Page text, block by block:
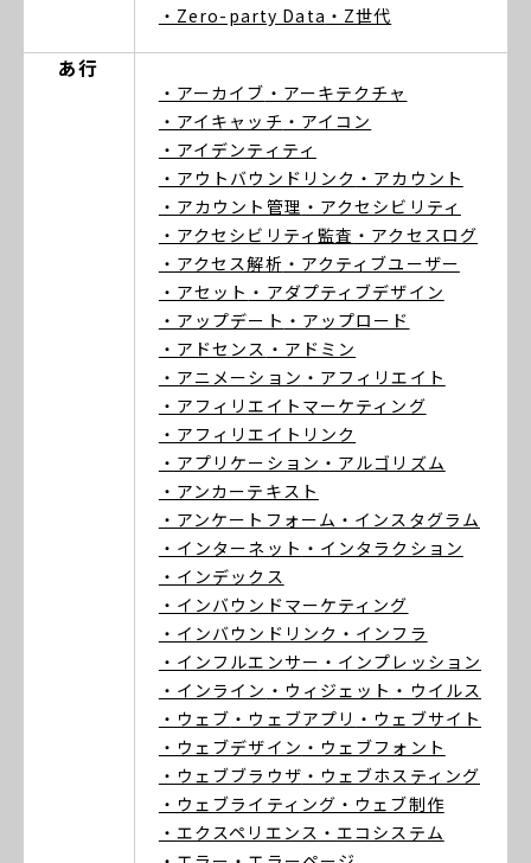
・Zero-party Data ・Z世代
あ行
・アーカイブ ・アーキテクチャ
・アイキャッチ ・アイコン
・アイデンティティ
・アウトバウンドリンク ・アカウント
・アカウント管理 ・アクセシビリティ
・アクセシビリティ監査 ・アクセスログ
・アクセス解析 ・アクティブユーザー
・アセット ・アダプティブデザイン
・アップデート ・アップロード
・アドセンス ・アドミン
・アニメーション ・アフィリエイト
・アフィリエイトマーケティング
・アフィリエイトリンク
・アプリケーション ・アルゴリズム
・アンカーテキスト
・アンケートフォーム ・インスタグラム
・インターネット ・インタラクション
・インデックス
・インバウンドマーケティング
・インバウンドリンク ・インフラ
・インフルエンサー ・インプレッション
・インライン ・ウィジェット ・ウイルス
・ウェブ ・ウェブアプリ ・ウェブサイト
・ウェブデザイン ・ウェブフォント
・ウェブブラウザ ・ウェブホスティング
・ウェブライティング ・ウェブ制作
・エクスペリエンス ・エコシステム